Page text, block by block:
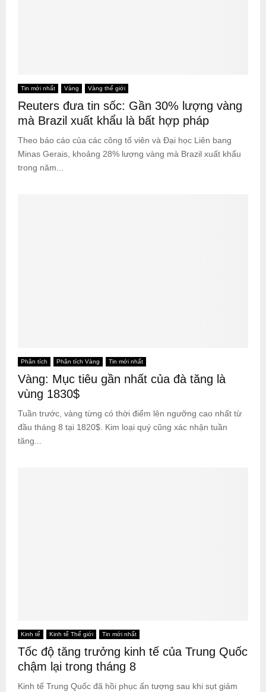
Tin mới nhất Vàng Vàng thế giới
Reuters đưa tin sốc: Gần 30% lượng vàng
mà Brazil xuất khẩu là bất hợp pháp
Theo báo cáo của các công tố viên và Đại học Liên bang
Minas Gerais, khoảng 28% lượng vàng mà Brazil xuất khẩu
trong năm...
Phân tích Phân tích Vàng Tin mới nhất
Vàng: Mục tiêu gần nhất của đà tăng là
vùng 1830$
Tuần trước, vàng từng có thời điểm lên ngưỡng cao nhất từ
đầu tháng 8 tại 1820$. Kim loại quý cũng xác nhận tuần
tăng...
Kinh tế Kinh tế Thế giới Tin mới nhất
Tốc độ tăng trưởng kinh tế của Trung Quốc
chậm lại trong tháng 8
Kinh tế Trung Quốc đã hồi phục ấn tượng sau khi sụt giảm